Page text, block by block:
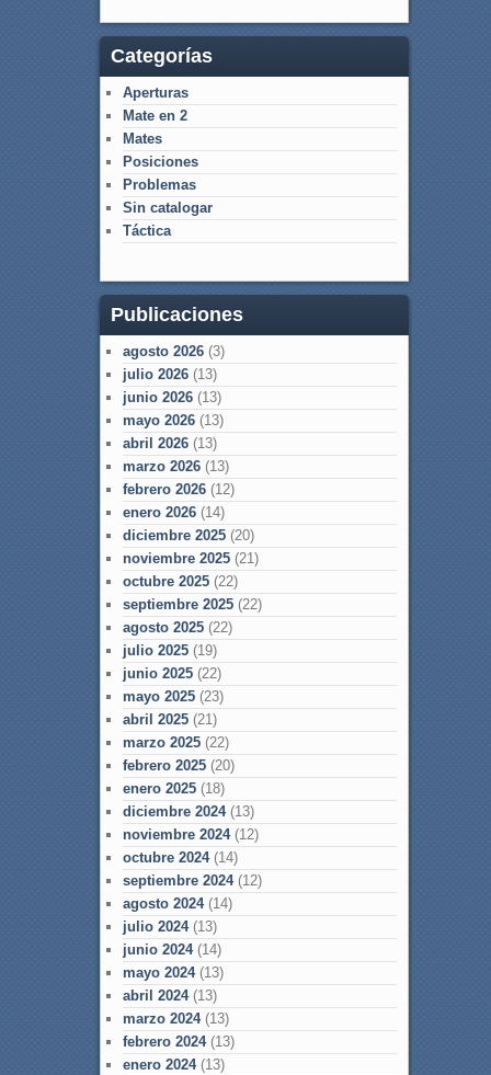
Categorías
Aperturas
Mate en 2
Mates
Posiciones
Problemas
Sin catalogar
Táctica
Publicaciones
agosto 2026(3)
julio 2026(13)
junio 2026(13)
mayo 2026(13)
abril 2026(13)
marzo 2026(13)
febrero 2026(12)
enero 2026(14)
diciembre 2025(20)
noviembre 2025(21)
octubre 2025(22)
septiembre 2025(22)
agosto 2025(22)
julio 2025(19)
junio 2025(22)
mayo 2025(23)
abril 2025(21)
marzo 2025(22)
febrero 2025(20)
enero 2025(18)
diciembre 2024(13)
noviembre 2024(12)
octubre 2024(14)
septiembre 2024(12)
agosto 2024(14)
julio 2024(13)
junio 2024(14)
mayo 2024(13)
abril 2024(13)
marzo 2024(13)
febrero 2024(13)
enero 2024(13)